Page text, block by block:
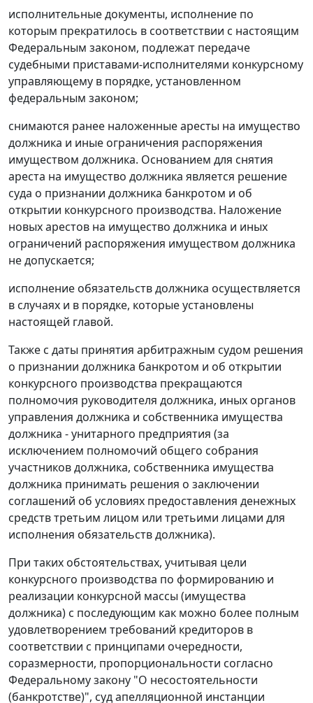
исполнительные документы, исполнение по
которым прекратилось в соответствии с настоящим
Федеральным законом, подлежат передаче
судебными приставами-исполнителями конкурсному
управляющему в порядке, установленном
федеральным законом;
снимаются ранее наложенные аресты на имущество
должника и иные ограничения распоряжения
имуществом должника. Основанием для снятия
ареста на имущество должника является решение
суда о признании должника банкротом и об
открытии конкурсного производства. Наложение
новых арестов на имущество должника и иных
ограничений распоряжения имуществом должника
не допускается;
исполнение обязательств должника осуществляется
в случаях и в порядке, которые установлены
настоящей главой.
Также с даты принятия арбитражным судом решения
о признании должника банкротом и об открытии
конкурсного производства прекращаются
полномочия руководителя должника, иных органов
управления должника и собственника имущества
должника - унитарного предприятия (за
исключением полномочий общего собрания
участников должника, собственника имущества
должника принимать решения о заключении
соглашений об условиях предоставления денежных
средств третьим лицом или третьими лицами для
исполнения обязательств должника).
При таких обстоятельствах, учитывая цели
конкурсного производства по формированию и
реализации конкурсной массы (имущества
должника) с последующим как можно более полным
удовлетворением требований кредиторов в
соответствии с принципами очередности,
соразмерности, пропорциональности согласно
Федеральному закону "О несостоятельности
(банкротстве)", суд апелляционной инстанции